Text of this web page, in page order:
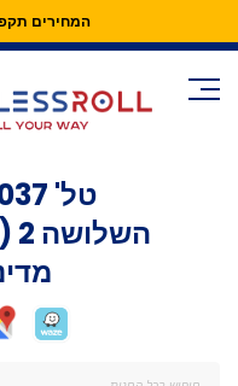
המחירים
Skip
Content
טל'
השלושה 2 (בגב הבניין), ת"א